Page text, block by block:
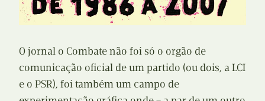
O jornal o Combate não foi só o orgão de
comunicação oficial de um partido (ou dois, a LCI
e o PSR), foi também um campo de